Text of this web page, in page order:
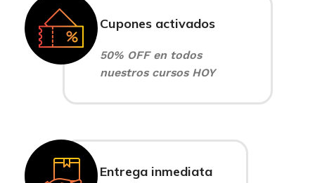
Cupones activados
50% OFF en todos
nuestros cursos HOY
Entrega inmediata